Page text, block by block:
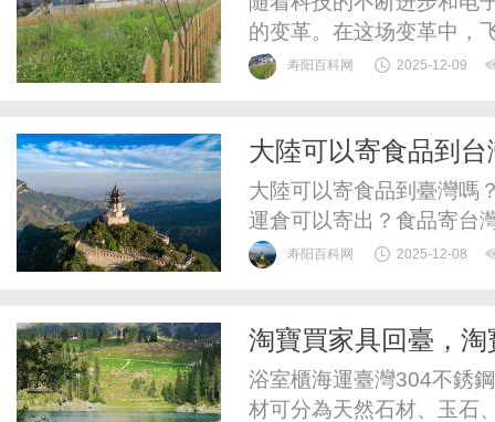
的变革。在这场变革中，
先进的技术和创新的服务
程智能化管理。不仅大大
寿阳百科网 2025-12-09
大陸可以寄食品到
大陸可以寄食品到臺灣嗎
運倉可以寄出？食品寄台
以寄出到臺灣的，但是請
是4-5天，食品包裝需特
寿阳百科网 2025-12-08
淘寶買家具回臺，
浴室櫃海運臺灣304不銹
材可分為天然石材、玉石